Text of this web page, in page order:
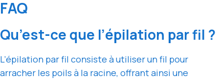
FAQ
Qu’est-ce que l’épilation par fil ?
L’épilation par fil consiste à utiliser un fil pour
arracher les poils à la racine, offrant ainsi une